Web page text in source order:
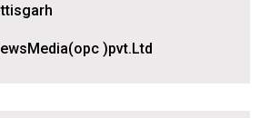
)pvt.Ltd